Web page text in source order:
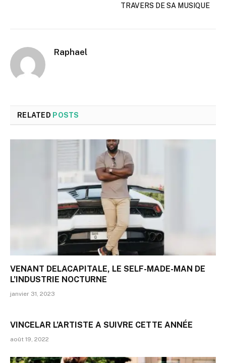
TRAVERS DE SA MUSIQUE
Raphael
RELATED POSTS
VENANT DELACAPITALE, LE SELF-MADE-MAN DE
L’INDUSTRIE NOCTURNE
janvier 31, 2023
VINCELAR L’ARTISTE A SUIVRE CETTE ANNÉE
août 19, 2022